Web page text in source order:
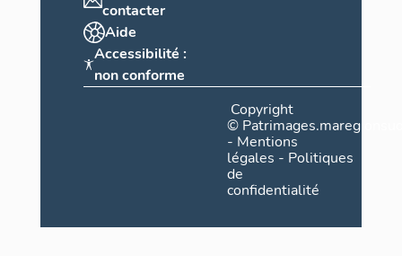
contacter
Aide
Accessibilité :
non conforme
Copyright
©
- Mentions
légales - Politiques
de
confidentialité